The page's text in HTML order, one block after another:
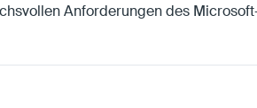
Anforderungen des